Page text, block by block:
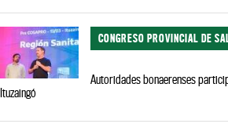
CONGRESO PROVINCIAL DE
Autoridades bonaerenses
Ituzaingó